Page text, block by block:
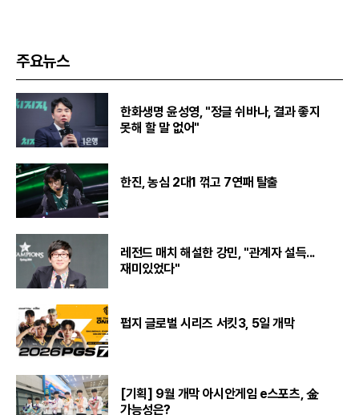
주요뉴스
한화생명 윤성영, "정글 쉬바나, 결과 좋지
못해 할 말 없어"
한진, 농심 2대1 꺾고 7연패 탈출
레전드 매치 해설한 강민, "관계자 설득...
재미있었다"
펍지 글로벌 시리즈 서킷3, 5일 개막
[기획] 9월 개막 아시안게임 e스포츠, 金
가능성은?